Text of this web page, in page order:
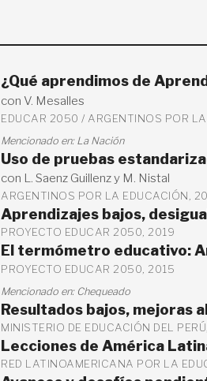
¿Qué aprendimos de
con V. Mesalles
EDUCAR 2050 / ARGENTINOS POR
Mencionado en: La Nación
Uso de pruebas
con L. Saenz Guillenz y M. Nistal
ARGENTINOS POR LA EDUCACIÓN,
Aprendizajes bajos,
PROYECTO EDUCAR 2050, 2019
El termómetro educativo:
PROYECTO EDUCAR 2050, 2015
Mencionado en: Chequeado
Resultados bajos, mejoras
MINISTERIO DE EDUCACIÓN DEL
Lecciones de América
RED LATINOAMERICANA POR LA